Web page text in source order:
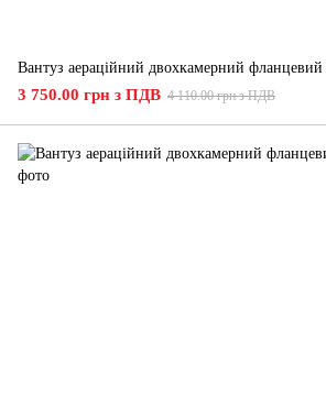
Вантуз аераційний двохкамерний
3 750.00 грн з ПДВ 4 110.00 грн з ПДВ